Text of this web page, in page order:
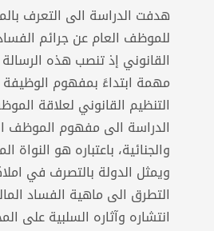
هدفت الدراسة الى التعرف
للموظف العام عن جرائم
القانوني إذ تنصب هذه
مهمة ابتداءً بمفهوم
التنظيم القانوني لعلاقة
الدراسة الى مفهوم الموظف
والجنائية، باعتباره هو النواة
ويمثل الدولة بالتصرف في
التطرق الى ماهية الفساد
انتشاره وآثاره السلبية على